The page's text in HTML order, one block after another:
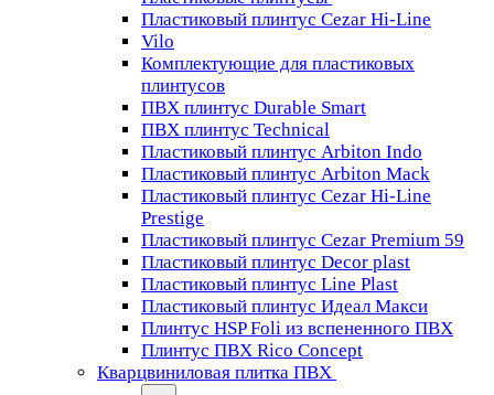
Пластиковый плинтус Cezar Hi-Line
Vilo
Комплектующие для пластиковых
плинтусов
ПВХ плинтус Durable Smart
ПВХ плинтус Technical
Пластиковый плинтус Arbiton Indo
Пластиковый плинтус Arbiton Mack
Пластиковый плинтус Cezar Hi-Line
Prestige
Пластиковый плинтус Cezar Premium 59
Пластиковый плинтус Decor plast
Пластиковый плинтус Line Plast
Пластиковый плинтус Идеал Макси
Плинтус HSP Foli из вспененного ПВХ
Плинтус ПВХ Rico Concept
Кварцвиниловая плитка ПВХ